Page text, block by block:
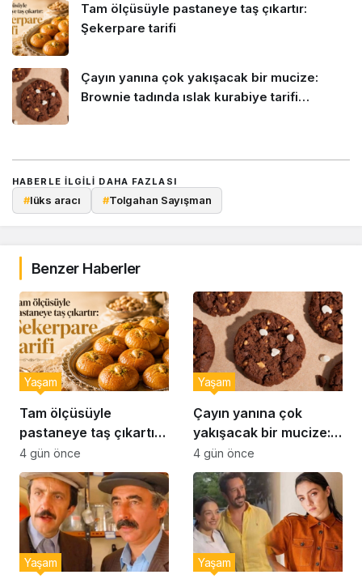
Tam ölçüsüyle pastaneye taş çıkartır:
Şekerpare tarifi
Çayın yanına çok yakışacak bir mucize:
Brownie tadında ıslak kurabiye tarifi…
HABERLE ILGILI DAHA FAZLASI
#lüks aracı #Tolgahan Sayışman
Benzer Haberler
Tam ölçüsüyle
pastaneye taş çıkartır:
Şekerpare tarifi
Yaşam
4 gün önce
Çayın yanına çok
yakışacak bir mucize:
Brownie tadında ıslak
kurabiye tarifi…
Yaşam
4 gün önce
Yaşam Yaşam